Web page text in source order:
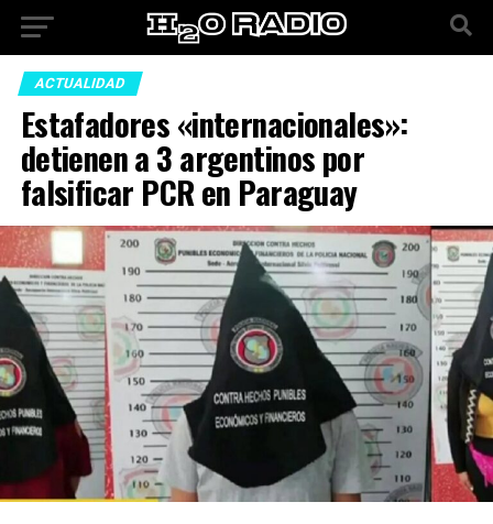
ACTUALIDAD
Estafadores «internacionales»:
detienen a 3 argentinos por
falsificar PCR en Paraguay